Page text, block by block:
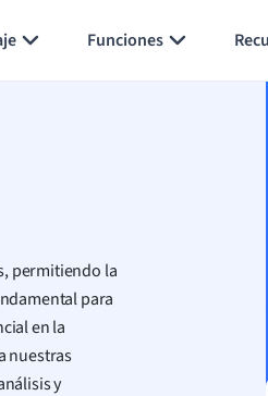
Funciones
permitiendo la
para
en la
nuestras
y